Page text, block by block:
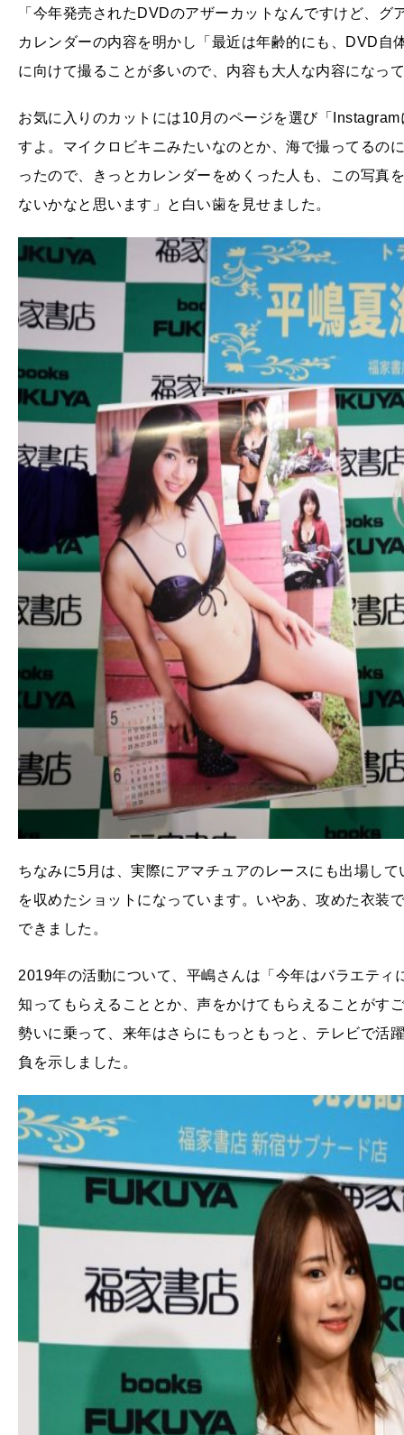
「今年発売されたDVDのアザーカットなんですけど、
カレンダーの内容を明かし「最近は年齢的にも、DVD
に向けて撮ることが多いので、内容も大人な内容になっ
お気に入りのカットには10月のページを選び「
すよ。マイクロビキニみたいなのとか、海で撮ってるの
ったので、きっとカレンダーをめくった人も、この写真
ないかなと思います」と白い歯を見せました。
ちなみに5月は、実際にアマチュアのレースにも出場し
を収めたショットになっています。いやあ、攻めた衣装
できました。
2019年の活動について、平嶋さんは「今年はバラエテ
知ってもらえることとか、声をかけてもらえることがす
勢いに乗って、来年はさらにもっともっと、テレビで活
負を示しました。